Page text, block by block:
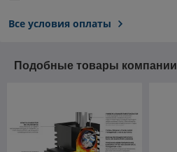
Все условия оплаты
Подобные товары компании